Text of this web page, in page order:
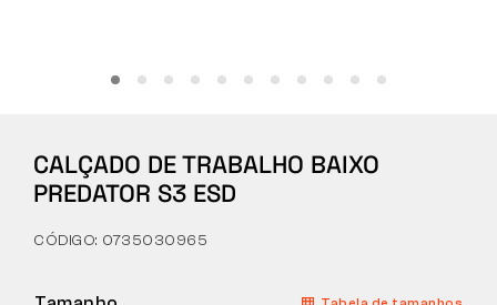
SOBRE NÓS
CALÇADO DE TRABALHO BAIXO
PREDATOR S3 ESD
CÓDIGO: 0735030965